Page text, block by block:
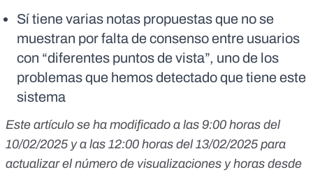
Sí tiene varias notas propuestas que no se
muestran por falta de consenso entre usuarios
con “diferentes puntos de vista”, uno de los
problemas que hemos detectado que tiene este
sistema
Este artículo se ha modificado a las 9:00 horas del
10/02/2025 y a las 12:00 horas del 13/02/2025 para
actualizar el número de visualizaciones y horas desde